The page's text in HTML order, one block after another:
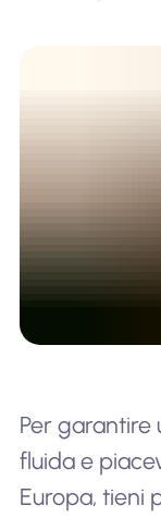
Per
fluida e
Europa, tieni